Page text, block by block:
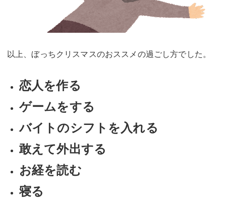
以上、ぼっちクリスマスのおススメの過ごし方でした。
恋人を作る
ゲームをする
バイトのシフトを入れる
敢えて外出する
お経を読む
寝る